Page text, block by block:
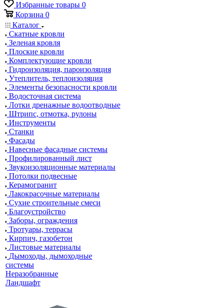
Избранные товары 0
Корзина 0
Каталог
Скатные кровли
Зеленая кровля
Плоские кровли
Комплектующие кровли
Гидроизоляция, пароизоляция
Утеплитель, теплоизоляция
Элементы безопасности кровли
Водосточная система
Лотки дренажные водоотводные
Штрипс, отмотка, рулоны
Инструменты
Станки
Фасады
Навесные фасадные системы
Профилированный лист
Звукоизоляционные материалы
Потолки подвесные
Керамогранит
Лакокрасочные материалы
Сухие строительные смеси
Благоустройство
Заборы, ограждения
Тротуары, террасы
Кирпич, газобетон
Листовые материалы
Дымоходы, дымоходные
системы
Неразобранные
Ландшафт